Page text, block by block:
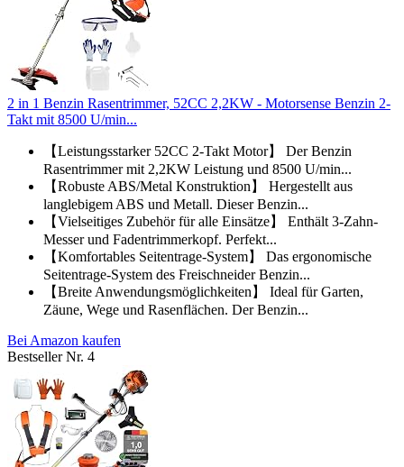
2 in 1 Benzin Rasentrimmer, 52CC 2,2KW - Motorsense Benzin 2-
Takt mit 8500 U/min...
【Leistungsstarker 52CC 2-Takt Motor】 Der Benzin
Rasentrimmer mit 2,2KW Leistung und 8500 U/min...
【Robuste ABS/Metal Konstruktion】 Hergestellt aus
langlebigem ABS und Metall. Dieser Benzin...
【Vielseitiges Zubehör für alle Einsätze】 Enthält 3-Zahn-
Messer und Fadentrimmerkopf. Perfekt...
【Komfortables Seitentrage-System】 Das ergonomische
Seitentrage-System des Freischneider Benzin...
【Breite Anwendungsmöglichkeiten】 Ideal für Garten,
Zäune, Wege und Rasenflächen. Der Benzin...
Bei Amazon kaufen
Bestseller Nr. 4